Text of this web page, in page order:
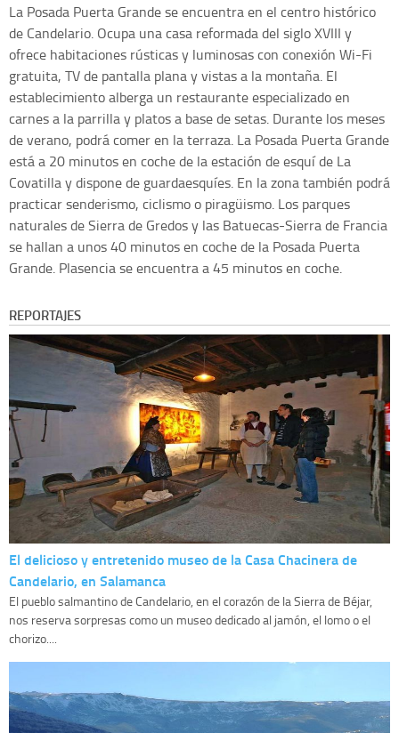
La Posada Puerta Grande se encuentra en el centro histórico
de Candelario. Ocupa una casa reformada del siglo XVIII y
ofrece habitaciones rústicas y luminosas con conexión Wi-Fi
gratuita, TV de pantalla plana y vistas a la montaña. El
establecimiento alberga un restaurante especializado en
carnes a la parrilla y platos a base de setas. Durante los meses
de verano, podrá comer en la terraza. La Posada Puerta Grande
está a 20 minutos en coche de la estación de esquí de La
Covatilla y dispone de guardaesquíes. En la zona también podrá
practicar senderismo, ciclismo o piragüismo. Los parques
naturales de Sierra de Gredos y las Batuecas-Sierra de Francia
se hallan a unos 40 minutos en coche de la Posada Puerta
Grande. Plasencia se encuentra a 45 minutos en coche.
REPORTAJES
El delicioso y entretenido museo de la Casa Chacinera de
Candelario, en Salamanca
El pueblo salmantino de Candelario, en el corazón de la Sierra de Béjar,
nos reserva sorpresas como un museo dedicado al jamón, el lomo o el
chorizo....